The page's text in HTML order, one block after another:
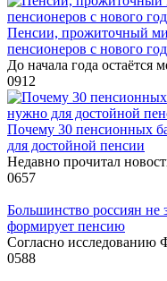
Пенсии, прожиточный
пенсионеров с нового
До начала года остаётся
0912
Почему 30 пенсионных
для достойной пенсии
Недавно прочитал
0657
Большинство россиян
формирует пенсию
Согласно исследованию
0588